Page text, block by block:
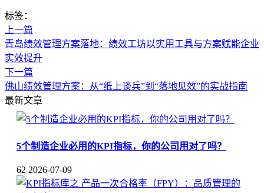
标签：
上一篇
青岛绩效管理方案落地：绩效工坊以实用工具与方案赋能企业
实效提升
下一篇
佛山绩效管理方案：从“纸上谈兵”到“落地见效”的实战指南
最新文章
5个制造企业必用的KPI指标，你的公司用对了吗？
62 2026-07-09